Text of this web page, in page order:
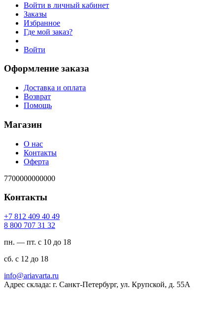
Войти в личный кабинет
Заказы
Избранное
Где мой заказ?
Войти
Оформление заказа
Доставка и оплата
Возврат
Помощь
Магазин
О нас
Контакты
Оферта
7700000000000
Контакты
94 04 904 218 7+
23 13 707 008 8
пн. — пт. с 10 до 18
сб. с 12 до 18
ur.atravaira@ofni
Адрес склада: г. Санкт-Петербург, ул. Крупской, д. 55А